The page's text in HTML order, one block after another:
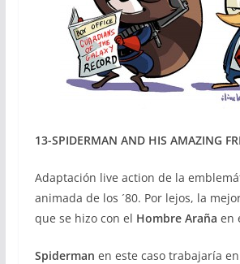
13-SPIDERMAN AND HIS AMAZING
Adaptación live action de la
animada de los ´80. Por lejos, la
que se hizo con el Hombre Araña en
Spiderman en este caso trabajaría